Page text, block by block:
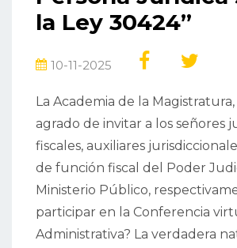
la Ley 30424”
10-11-2025
La Academia de la Magistratura,
agrado de invitar a los señores
fiscales, auxiliares
de función fiscal del Poder
Ministerio Público,
participar en la Conferencia
Administrativa? La verdadera